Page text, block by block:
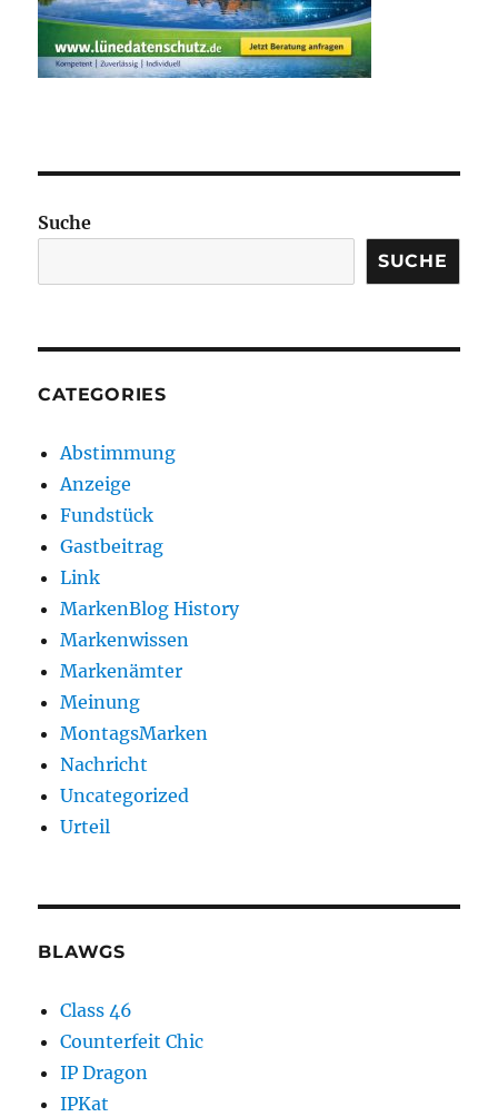
Suche
SUCHE
CATEGORIES
Abstimmung
Anzeige
Fundstück
Gastbeitrag
Link
MarkenBlog History
Markenwissen
Markenämter
Meinung
MontagsMarken
Nachricht
Uncategorized
Urteil
BLAWGS
Class 46
Counterfeit Chic
IP Dragon
IPKat